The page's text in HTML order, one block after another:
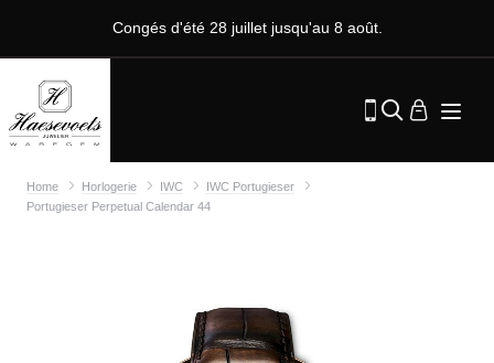
Congés d'été 28 juillet jusqu'au 8 août.
Home Horlogerie IWC
IWC Portugieser
Portugieser Perpetual Calendar 44